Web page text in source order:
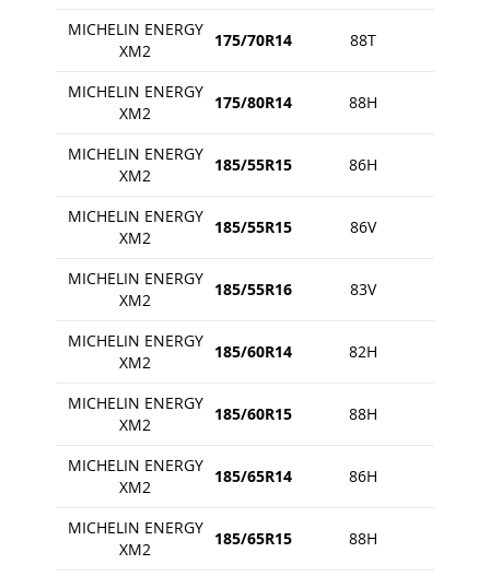
MICHELIN ENERGY
XM2
175/70R14 88T
MICHELIN ENERGY
XM2
175/80R14 88H
MICHELIN ENERGY
XM2
185/55R15 86H
MICHELIN ENERGY
XM2
185/55R15 86V
MICHELIN ENERGY
XM2
185/55R16 83V
MICHELIN ENERGY
XM2
185/60R14 82H
MICHELIN ENERGY
XM2
185/60R15 88H
MICHELIN ENERGY
XM2
185/65R14 86H
MICHELIN ENERGY
XM2
185/65R15 88H